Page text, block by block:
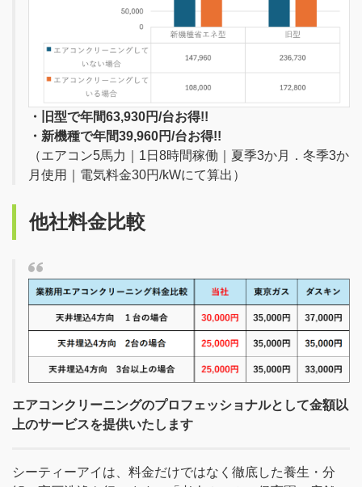
・旧型で年間63,930円/台お得!!
・新機種で年間39,960円/台お得!!
（エアコン5馬力｜1日8時間稼働｜夏季3か月．冬季3か
月使用｜電気料金30円/kWにて算出）
他社料金比較
エアコンクリーニングのプロフェッショナルとして金額以
上のサービスを提供いたします
シーティーアイは、料金だけではなく徹底した養生・分